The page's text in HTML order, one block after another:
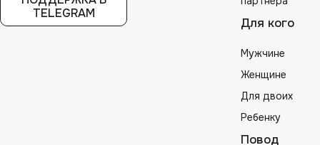
TELEGRAM
Для кого
Мужчине
Женщине
Для двоих
Ребенку
Повод